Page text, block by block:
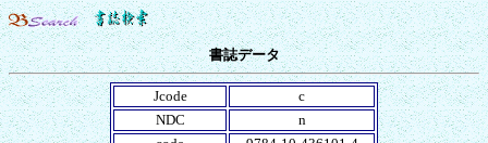
書誌データ
Jcode
c
NDC
n